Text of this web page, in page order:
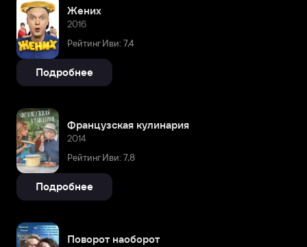
Жених
2016
Рейтинг Иви: 7,4
Подробнее
Французская кулинария
2014
Рейтинг Иви: 7,8
Подробнее
Поворот наоборот